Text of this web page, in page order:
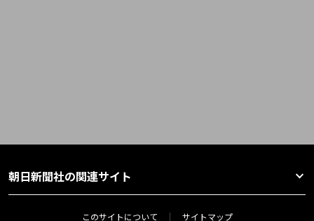
朝日新聞社の関連サイト
このサイトについて サイトマップ